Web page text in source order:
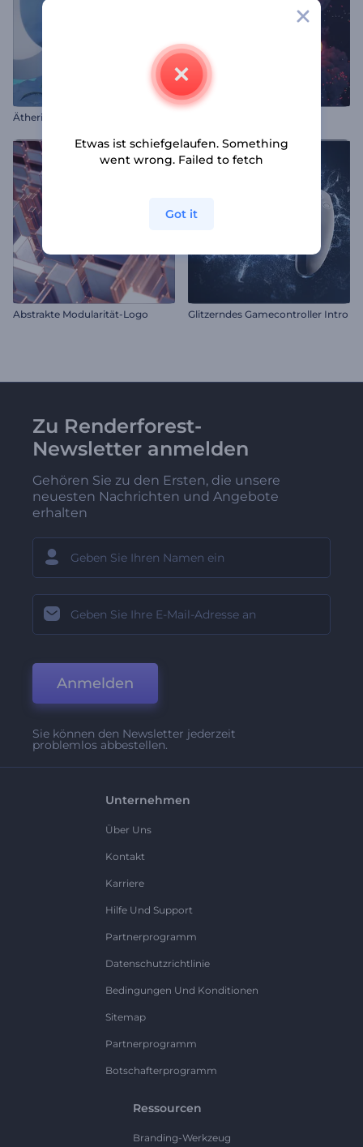
Ätherische Sphäre Logo Reveal
Abstrakte Modularität-Logo Glitzerndes Gamecontroller Intro
Zu Renderforest-
Newsletter anmelden
Gehören Sie zu den Ersten, die unsere
neuesten Nachrichten und Angebote
erhalten
Anmelden
Sie können den Newsletter jederzeit
problemlos abbestellen.
Unternehmen
Über Uns
Kontakt
Karriere
Hilfe Und Support
Partnerprogramm
Datenschutzrichtlinie
Bedingungen Und Konditionen
Sitemap
Partnerprogramm
Botschafterprogramm
Ressourcen
Branding-Werkzeug
Etwas ist schiefgelaufen. Something
went wrong. Failed to fetch
Got it